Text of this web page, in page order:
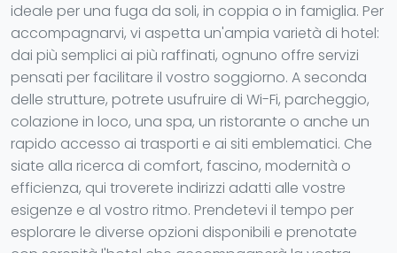
ideale per una fuga da soli, in coppia o in famiglia. Per
accompagnarvi, vi aspetta un'ampia varietà di hotel:
dai più semplici ai più raffinati, ognuno offre servizi
pensati per facilitare il vostro soggiorno. A seconda
delle strutture, potrete usufruire di Wi-Fi, parcheggio,
colazione in loco, una spa, un ristorante o anche un
rapido accesso ai trasporti e ai siti emblematici. Che
siate alla ricerca di comfort, fascino, modernità o
efficienza, qui troverete indirizzi adatti alle vostre
esigenze e al vostro ritmo. Prendetevi il tempo per
esplorare le diverse opzioni disponibili e prenotate